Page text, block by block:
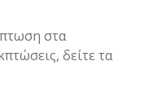
στα
δείτε τα